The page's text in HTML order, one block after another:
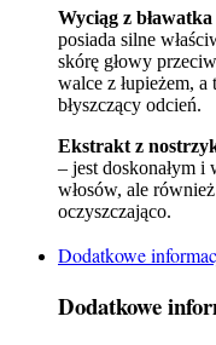
Wyciąg z bławatka
posiada silne
skórę głowy
walce z łupieżem, a
błyszczący odcień.
Ekstrakt z
– jest doskonałym i
włosów, ale
oczyszczająco.
Dodatkowe
Dodatkowe